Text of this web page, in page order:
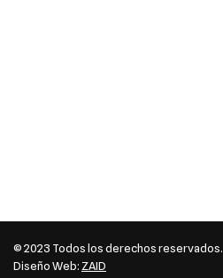
© 2023 Todos los derechos reservados.
Diseño Web: ZAID